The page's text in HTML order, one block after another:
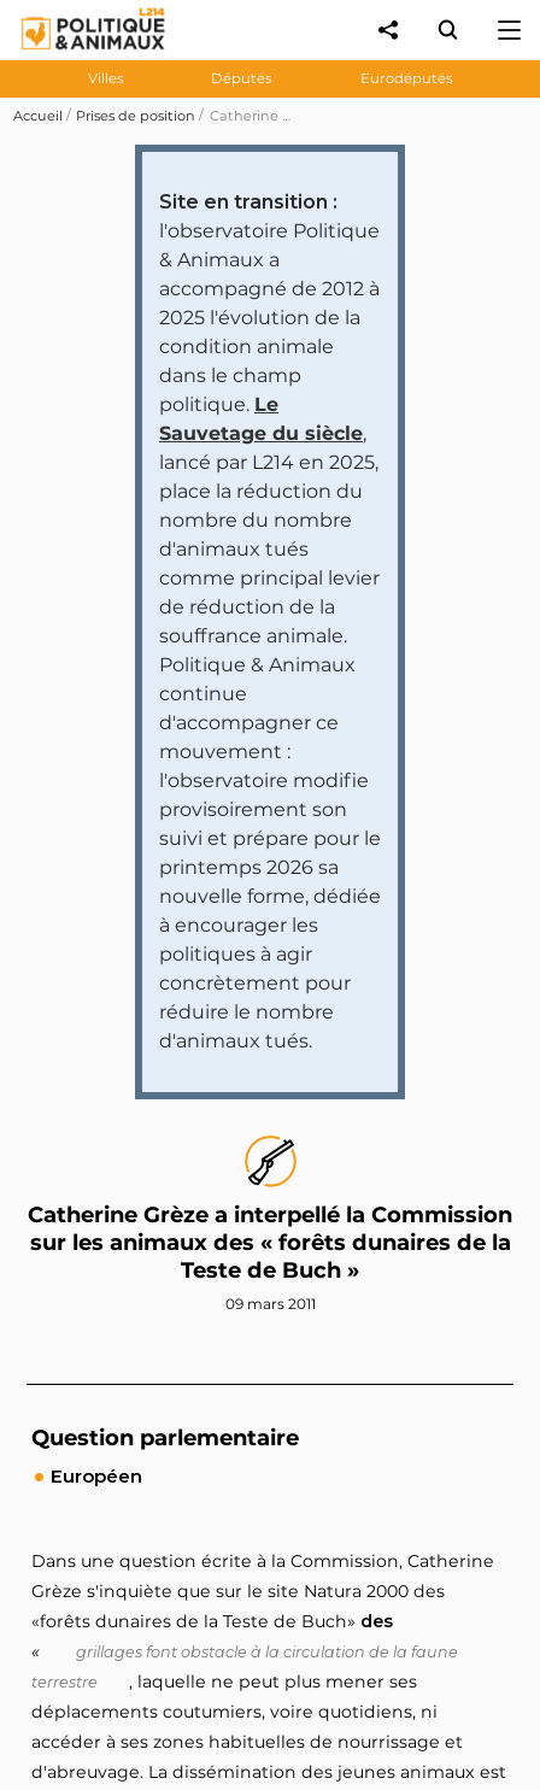
Villes Députés Eurodéputés
Accueil Prises de position Catherine Grèze a interpellé la Commission sur les animaux des « forêts dunaires de la Teste de Buch »
Site en transition :
l'observatoire Politique
& Animaux a
accompagné de 2012 à
2025 l'évolution de la
condition animale
dans le champ
politique. Le
Sauvetage du siècle,
lancé par L214 en 2025,
place la réduction du
nombre du nombre
d'animaux tués
comme principal levier
de réduction de la
souffrance animale.
Politique & Animaux
continue
d'accompagner ce
mouvement :
l'observatoire modifie
provisoirement son
suivi et prépare pour le
printemps 2026 sa
nouvelle forme, dédiée
à encourager les
politiques à agir
concrètement pour
réduire le nombre
d'animaux tués.
Catherine Grèze a interpellé la Commission
sur les animaux des « forêts dunaires de la
Teste de Buch »
09 mars 2011
Question parlementaire
Européen
Dans une question écrite à la Commission, Catherine
Grèze s'inquiète que sur le site Natura 2000 des
«forêts dunaires de la Teste de Buch» des
«
grillages font obstacle à la circulation de la faune
terrestre
, laquelle ne peut plus mener ses
déplacements coutumiers, voire quotidiens, ni
accéder à ses zones habituelles de nourrissage et
d'abreuvage. La dissémination des jeunes animaux est